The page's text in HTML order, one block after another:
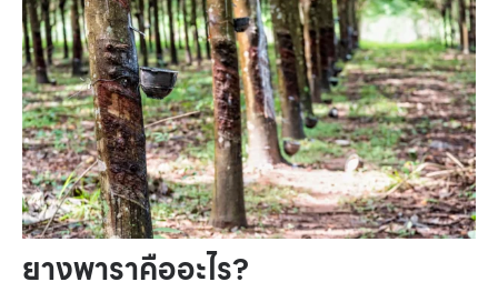
3. อุตสาหกรรมก่อสร้าง
4. อุตสาหกรรมไฟฟ้าและอิเล็กทรอนิกส์
5. อุตสาหกรรมกีฬาและการออกกำลัง
กาย
6. สินค้าอุปโภคบริโภค
7. เฟอร์นิเจอร์และงานไม้
ข้อดีของยางธรรมชาติในภาคอุตสาหกรรม
ความยืดหยุ่นสูง
รับแรงดึงและแรงกระแทกได้ดี
ยางพาราคืออะไร?